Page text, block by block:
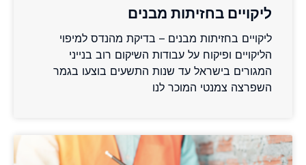
ליקויים בחזיתות מבנים
ליקויים בחזיתות מבנים – בדיקת מהנדס למיפוי
הליקויים ופיקוח על עבודות השיקום רוב בנייני
המגורים בישראל עד שנות התשעים בוצעו בגמר
השפרצה צמנטי המוכר לנו